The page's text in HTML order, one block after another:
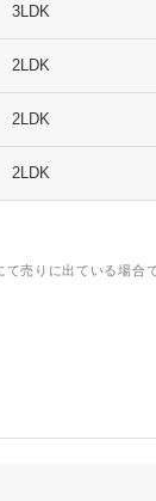
3LDK
2LDK
2LDK
2LDK
売りに出ている場合